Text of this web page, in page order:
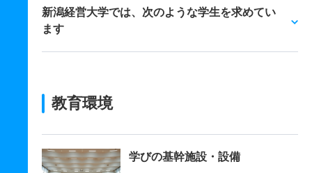
新潟経営大学では、次のような学生を求めてい
ます
教育環境
学びの基幹施設・設備